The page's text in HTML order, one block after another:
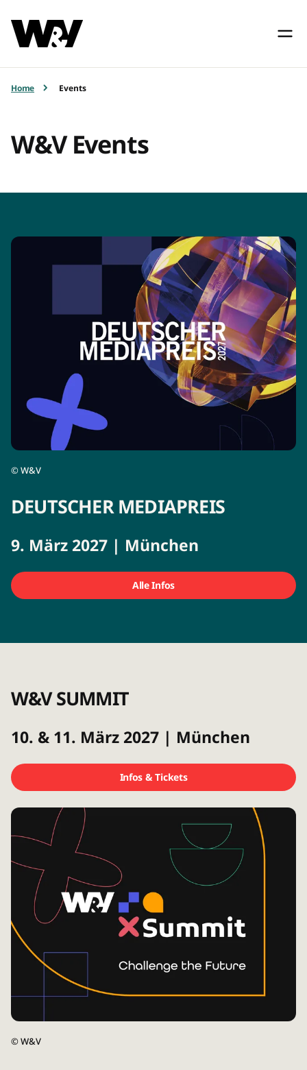
Home Events
W&V Events
©W&V
DEUTSCHER MEDIAPREIS
9. März 2027 | München
Alle Infos
©W&V
W&V SUMMIT
10. & 11. März 2027 | München
Infos & Tickets